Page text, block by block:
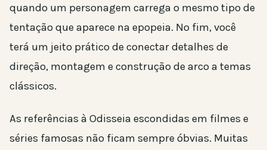
quando um personagem carrega o mesmo tipo de
tentação que aparece na epopeia. No fim, você
terá um jeito prático de conectar detalhes de
direção, montagem e construção de arco a temas
clássicos.
As referências à Odisseia escondidas em filmes e
séries famosas não ficam sempre óbvias. Muitas